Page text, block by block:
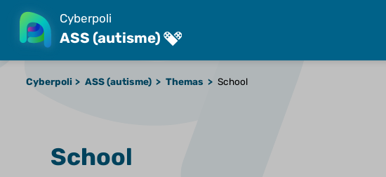
Cyberpoli
ASS (autisme)
Cyberpoli ASS (autisme) Themas School
School